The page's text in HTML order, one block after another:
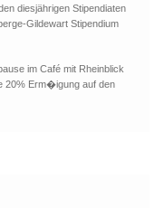
diesjährigen Stipendiaten
Gildewart Stipendium
im Café mit Rheinblick
20% Erm�igung auf den